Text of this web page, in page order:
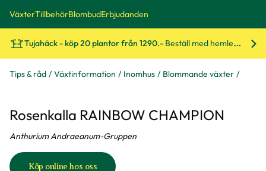
VäxterTillbehörBlombudErbjudanden
Tujahäck - köp 20 plantor från 1290.- Beställ med hemleverans!
Tips & råd Växtinformation Inomhus Blommande växter
Rosenkalla RAINBOW CHAMPION
Anthurium Andraeanum-Gruppen
Köp online hos oss